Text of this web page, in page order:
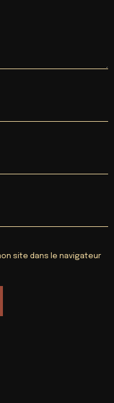
site dans le navigateur